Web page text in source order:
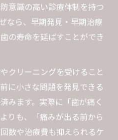
意識の高い診療体制を持つ
なら、早期発見・早期治療
の寿命を延ばすことができ
クリーニングを受けること
に小さな問題を発見できる
みます。実際に「歯が痛く
りも、「痛みが出る前から
数や治療費も抑えられるケ